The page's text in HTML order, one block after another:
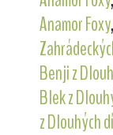
Anamor Foxy,
Benji z
Blek z
z Dlouhých